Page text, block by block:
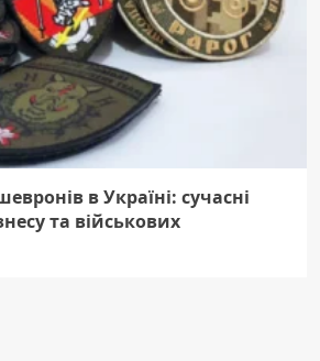
в Україні: сучасні
та військових